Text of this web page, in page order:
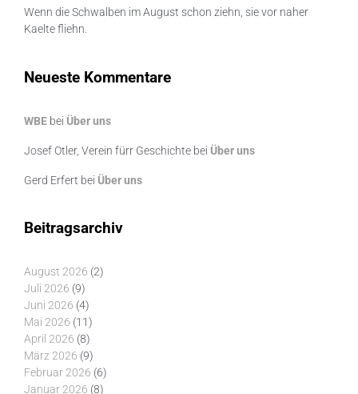
Wenn die Schwalben im August schon ziehn, sie vor naher
Kaelte fliehn.
Neueste Kommentare
WBE bei Über uns
Josef Otler, Verein fürr Geschichte bei Über uns
Gerd Erfert bei Über uns
Beitragsarchiv
August 2026 (2)
Juli 2026 (9)
Juni 2026 (4)
Mai 2026 (11)
April 2026 (8)
März 2026 (9)
Februar 2026 (6)
Januar 2026 (8)